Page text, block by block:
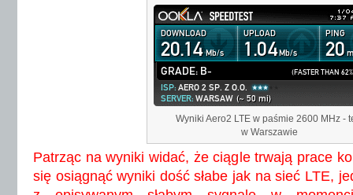
Wyniki Aero2 LTE w paśmie 2600 MHz -
w Warszawie
Patrząc na wyniki widać, że ciągle trwają prace
się osiągnąć wyniki dość słabe jak na sieć LTE,